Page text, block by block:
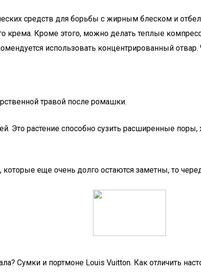
средств для борьбы с жирным блеском и
Кроме этого, можно делать теплые
использовать концентрированный отвар.
травой после ромашки.
Это растение способно сузить расширенные поры,
еще очень долго остаются заметны, то
Сумки и портмоне Louis Vuitton. Как отличить